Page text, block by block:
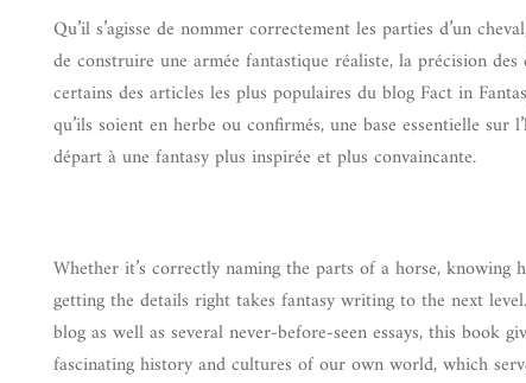
Qu’il s’agisse de nommer correctement les parties d’un
de construire une armée fantastique réaliste, la précision
certains des articles les plus populaires du blog Fact in
qu’ils soient en herbe ou confirmés, une base essentielle
départ à une fantasy plus inspirée et plus convaincante.
Whether it’s correctly naming the parts of a horse,
getting the details right takes fantasy writing to the next
blog as well as several never-before-seen essays, this book
fascinating history and cultures of our own world, which